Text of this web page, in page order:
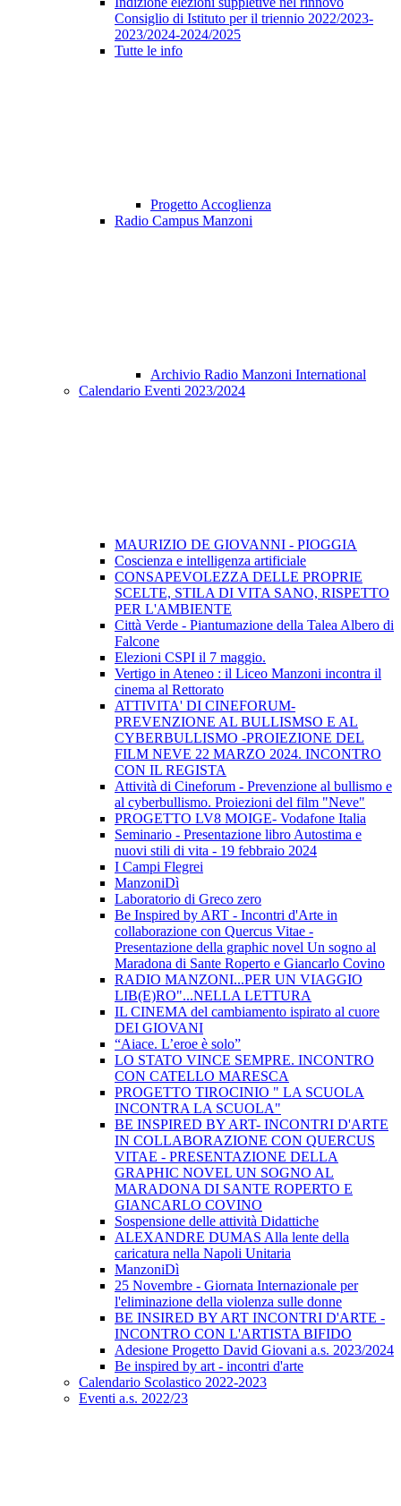
Consiglio di Istituto per il triennio 2022/2023-
2023/2024-2024/2025
Tutte le info
Progetto Accoglienza
Radio Campus Manzoni
Archivio Radio Manzoni International
Calendario Eventi 2023/2024
MAURIZIO DE GIOVANNI - PIOGGIA
Coscienza e intelligenza artificiale
CONSAPEVOLEZZA DELLE PROPRIE
SCELTE, STILA DI VITA SANO, RISPETTO
PER L'AMBIENTE
Città Verde - Piantumazione della Talea Albero di
Falcone
Elezioni CSPI il 7 maggio.
Vertigo in Ateneo : il Liceo Manzoni incontra il
cinema al Rettorato
ATTIVITA' DI CINEFORUM-
PREVENZIONE AL BULLISMSO E AL
CYBERBULLISMO -PROIEZIONE DEL
FILM NEVE 22 MARZO 2024. INCONTRO
CON IL REGISTA
Attività di Cineforum - Prevenzione al bullismo e
al cyberbullismo. Proiezioni del film "Neve"
PROGETTO LV8 MOIGE- Vodafone Italia
Seminario - Presentazione libro Autostima e
nuovi stili di vita - 19 febbraio 2024
I Campi Flegrei
ManzoniDì
Laboratorio di Greco zero
Be Inspired by ART - Incontri d'Arte in
collaborazione con Quercus Vitae -
Presentazione della graphic novel Un sogno al
Maradona di Sante Roperto e Giancarlo Covino
RADIO MANZONI...PER UN VIAGGIO
LIB(E)RO"...NELLA LETTURA
IL CINEMA del cambiamento ispirato al cuore
DEI GIOVANI
“Aiace. L’eroe è solo”
LO STATO VINCE SEMPRE. INCONTRO
CON CATELLO MARESCA
PROGETTO TIROCINIO " LA SCUOLA
INCONTRA LA SCUOLA"
BE INSPIRED BY ART- INCONTRI D'ARTE
IN COLLABORAZIONE CON QUERCUS
VITAE - PRESENTAZIONE DELLA
GRAPHIC NOVEL UN SOGNO AL
MARADONA DI SANTE ROPERTO E
GIANCARLO COVINO
Sospensione delle attività Didattiche
ALEXANDRE DUMAS Alla lente della
caricatura nella Napoli Unitaria
ManzoniDì
25 Novembre - Giornata Internazionale per
l'eliminazione della violenza sulle donne
BE INSIRED BY ART INCONTRI D'ARTE -
INCONTRO CON L'ARTISTA BIFIDO
Adesione Progetto David Giovani a.s. 2023/2024
Be inspired by art - incontri d'arte
Calendario Scolastico 2022-2023
Eventi a.s. 2022/23